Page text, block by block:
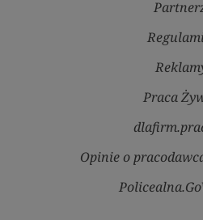
Praca
Opinie o